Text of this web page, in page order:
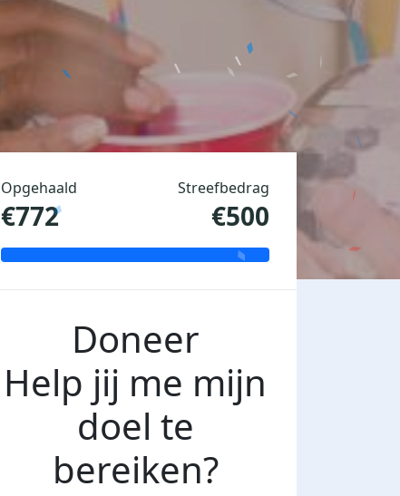
Opgehaald
€772
Streefbedrag
€500
Doneer
Help jij me mijn
doel te
bereiken?